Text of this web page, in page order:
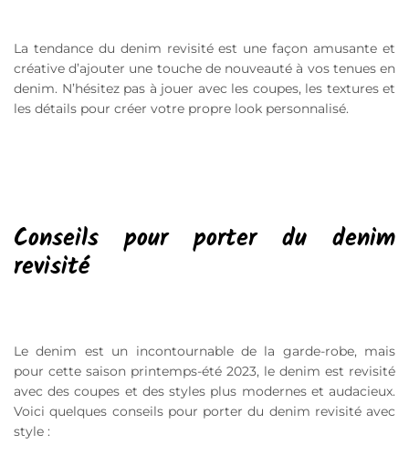
La tendance du denim revisité est une façon amusante et
créative d’ajouter une touche de nouveauté à vos tenues en
denim. N’hésitez pas à jouer avec les coupes, les textures et
les détails pour créer votre propre look personnalisé.
Conseils pour porter du denim
revisité
Le denim est un incontournable de la garde-robe, mais
pour cette saison printemps-été 2023, le denim est revisité
avec des coupes et des styles plus modernes et audacieux.
Voici quelques conseils pour porter du denim revisité avec
style :